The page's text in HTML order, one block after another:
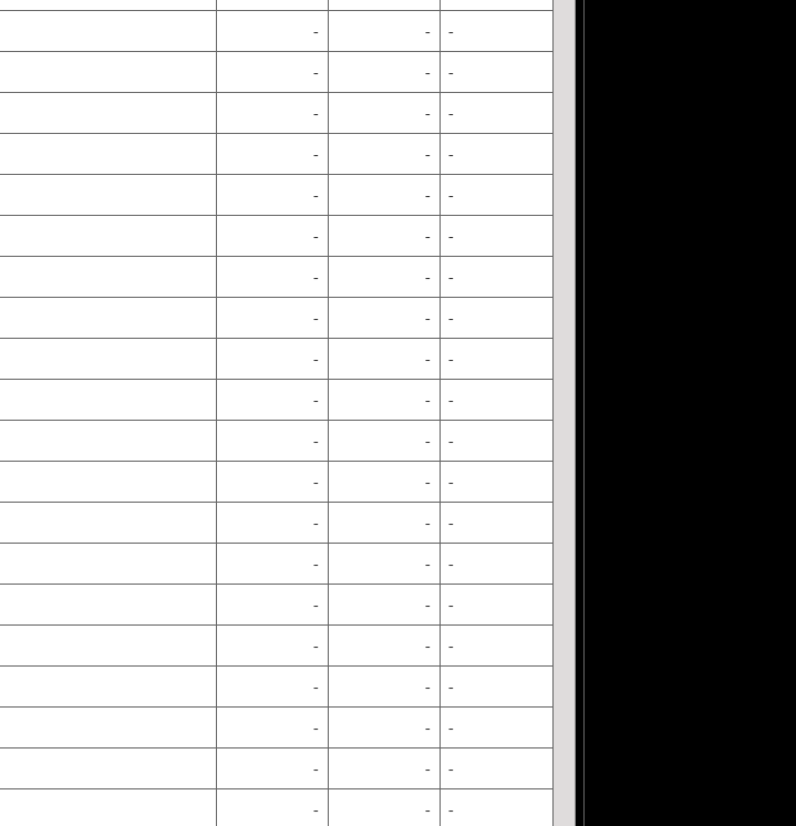
- - -
- - -
- - -
- - -
- - -
- - -
- - -
- - -
- - -
- - -
- - -
- - -
- - -
- - -
- - -
- - -
- - -
- - -
- - -
- - -